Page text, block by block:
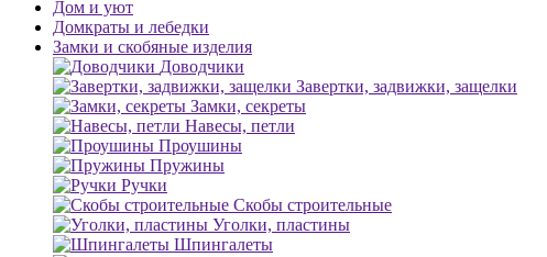
Дом и уют
Домкраты и лебедки
Замки и скобяные изделия
Доводчики
Завертки, задвижки, защелки
Замки, секреты
Навесы, петли
Проушины
Пружины
Ручки
Скобы строительные
Уголки, пластины
Шпингалеты